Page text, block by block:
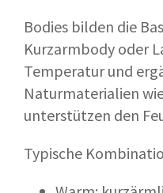
Bodies bilden die
Kurzarmbody oder
Temperatur und
Naturmaterialien
unterstützen den
Typische